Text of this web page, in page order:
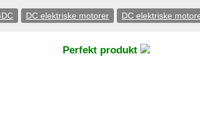
DC elektriske motorer DC elektriske
Perfekt produkt